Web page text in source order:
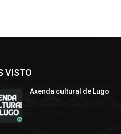
VISTO
Axenda cultural de Lugo